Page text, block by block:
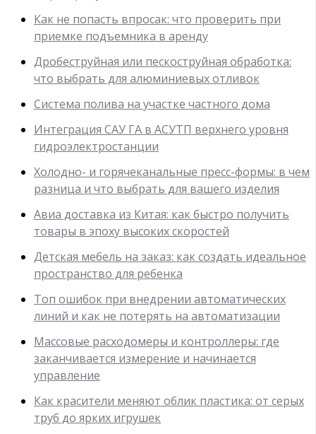
Как не попасть впросак: что проверить при
приемке подъемника в аренду
Дробеструйная или пескоструйная обработка:
что выбрать для алюминиевых отливок
Система полива на участке частного дома
Интеграция САУ ГА в АСУТП верхнего уровня
гидроэлектростанции
Холодно- и горячеканальные пресс-формы: в чем
разница и что выбрать для вашего изделия
Авиа доставка из Китая: как быстро получить
товары в эпоху высоких скоростей
Детская мебель на заказ: как создать идеальное
пространство для ребенка
Топ ошибок при внедрении автоматических
линий и как не потерять на автоматизации
Массовые расходомеры и контроллеры: где
заканчивается измерение и начинается
управление
Как красители меняют облик пластика: от серых
труб до ярких игрушек